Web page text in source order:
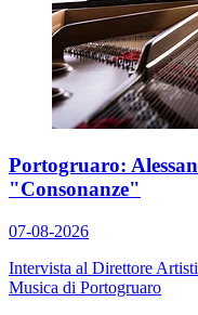
Portogruaro:
"Consonanze"
07-08-2026
Intervista al Direttore
Musica di Portogruaro